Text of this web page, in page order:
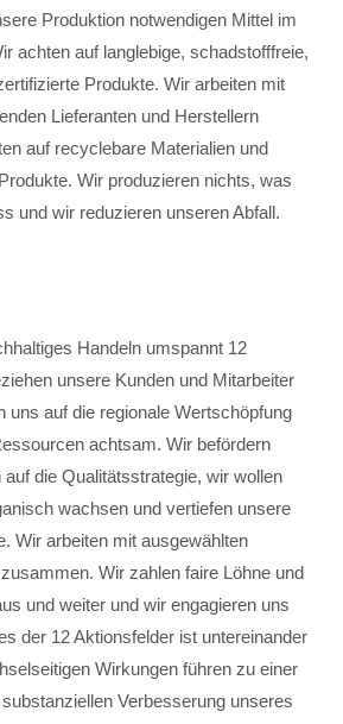
Produktion notwendigen Mittel im
achten auf langlebige, schadstofffreie,
Produkte. Wir arbeiten mit
Lieferanten und Herstellern
auf recyclebare Materialien und
Wir produzieren nichts, was
und wir reduzieren unseren Abfall.
Handeln umspannt 12
unsere Kunden und Mitarbeiter
uns auf die regionale Wertschöpfung
achtsam. Wir befördern
die Qualitätsstrategie, wir wollen
wachsen und vertiefen unsere
Wir arbeiten mit ausgewählten
Wir zahlen faire Löhne und
und weiter und wir engagieren uns
der 12 Aktionsfelder ist untereinander
Wirkungen führen zu einer
Verbesserung unseres